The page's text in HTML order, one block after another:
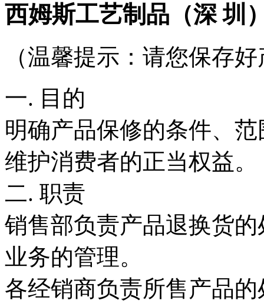
西姆斯工艺制品（深 圳
（温馨提示：请您保存
一. 目的
明确产品保修的条件、
维护消费者的正当权益。
二. 职责
销售部负责产品退换货
业务的管理。
各经销商负责所售产品